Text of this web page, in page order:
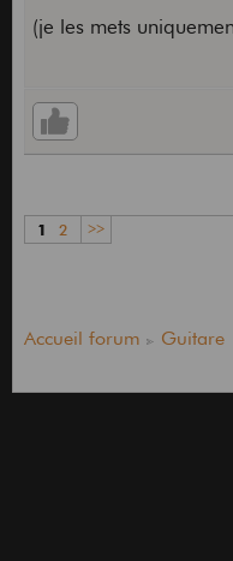
(je les mets
1 2 >>
Accueil forum Guitare